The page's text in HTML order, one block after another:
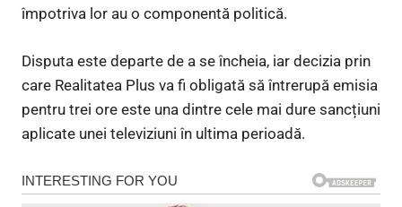
împotriva lor au o componentă politică.
Disputa este departe de a se încheia, iar decizia prin
care Realitatea Plus va fi obligată să întrerupă emisia
pentru trei ore este una dintre cele mai dure sancțiuni
aplicate unei televiziuni în ultima perioadă.